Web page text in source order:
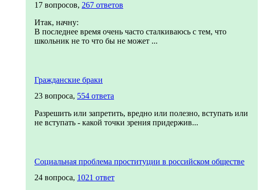
17 вопросов, 267 ответов
Итак, начну:
В последнее время очень часто сталкиваюсь с тем, что
школьник не то что бы не может ...
Гражданские браки
23 вопроса, 554 ответа
Разрешить или запретить, вредно или полезно, вступать или
не вступать - какой точки зрения придержив...
Социальная проблема проституции в российском обществе
24 вопроса, 1021 ответ